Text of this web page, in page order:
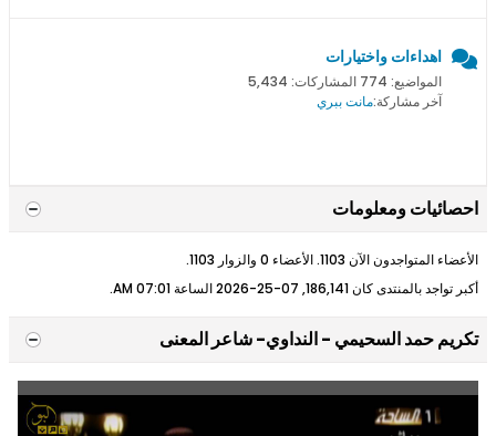
اهداءات واختيارات
المواضيع: 774 المشاركات: 5,434
آخر مشاركة:مانت ببري
احصائيات ومعلومات
الأعضاء المتواجدون الآن 1103. الأعضاء 0 والزوار 1103.
أكبر تواجد بالمنتدى كان 186,141, 07-25-2026 الساعة
07:01 AM
.
تكريم حمد السحيمي - النداوي- شاعر المعنى